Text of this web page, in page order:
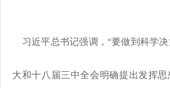
习近平总书记强调，“要做到科学
大和十八届三中全会明确提出发挥